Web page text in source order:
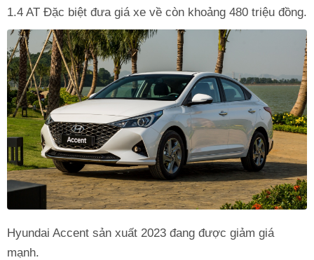
1.4 AT Đặc biệt đưa giá xe về còn khoảng 480 triệu đồng.
Hyundai Accent sản xuất 2023 đang được giảm giá
mạnh.